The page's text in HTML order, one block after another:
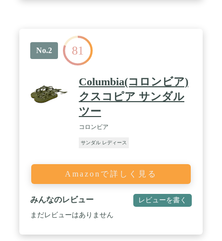
No.2 81
Columbia(コロンビア)
クスコピア サンダル
ツー
コロンビア
サンダル レディース
Amazonで詳しく見る
みんなのレビュー レビューを書く
まだレビューはありません